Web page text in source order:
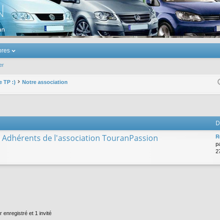
Touran
TP :) Notre association
de l'association TouranPassion
enregistré et 1 invité